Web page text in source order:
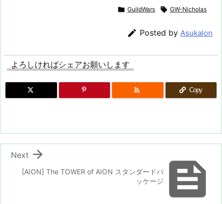
 GuildWars  GW-Nicholas
 Posted by Asukalon
よろしければシェアお願いします
 Copy

[AION] The TOWER of AION スタンダードパ
ッケージ

Next